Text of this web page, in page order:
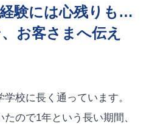
験には心残りも…
お客さまへ伝え
校に長く通っています。
ので1年という長い期間、